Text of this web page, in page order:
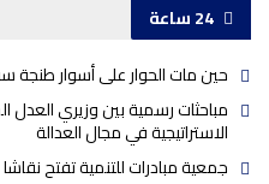
24 ساعة
حين مات الحوار على أسوار
مباحثات رسمية بين وزيري العدل
الاستراتيجية في مجال العدالة
جمعية مبادرات للتنمية تفتح